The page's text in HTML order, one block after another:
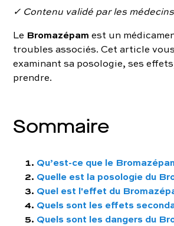
✓ Contenu validé par les
Le Bromazépam est un
troubles associés. Cet article
examinant sa posologie, ses
prendre.
Sommaire
Qu’est-ce que le
Quelle est la posologie du
Quel est l'effet du
Quels sont les effets
Quels sont les dangers du